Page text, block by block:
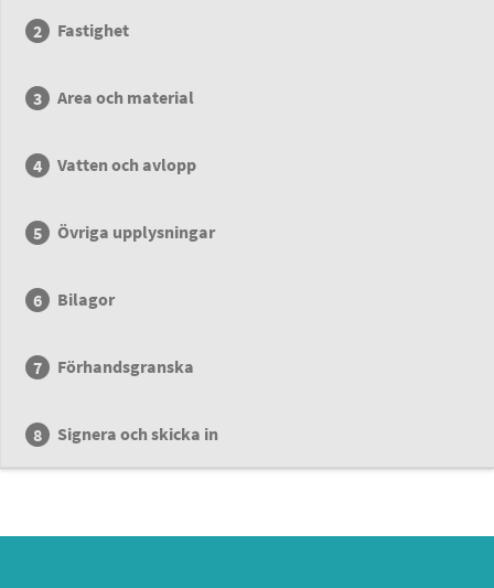
Fastighet
Area och material
Vatten och avlopp
Övriga upplysningar
Bilagor
Förhandsgranska
Signera och skicka in